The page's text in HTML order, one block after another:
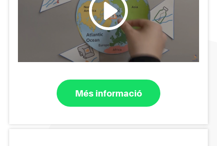
Més informació